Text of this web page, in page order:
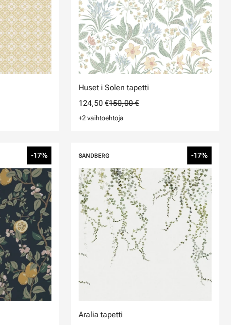
Huset i Solen tapetti
124,50 €150,00 €
+2 vaihtoehtoja
-17% SANDBERG -17%
Aralia tapetti